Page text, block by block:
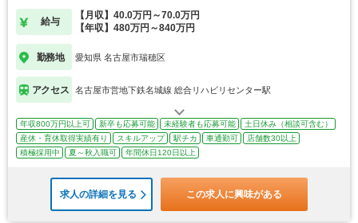
給与
【月収】40.0万円～70.0万円
【年収】480万円～840万円
勤務地 愛知県 名古屋市瑞穂区
アクセス 名古屋市営地下鉄名城線 総合リハビリセンター駅
年収800万円以上可 新卒も応募可能 未経験者も応募可能
土日休み（相談可含む）
産休・育休取得実績有り
スキルアップ 駅チカ 車通勤可
店舗数30以上
積極採用中
夏～秋入職可 年間休日120日以上
求人の詳細を見る この求人に興味がある